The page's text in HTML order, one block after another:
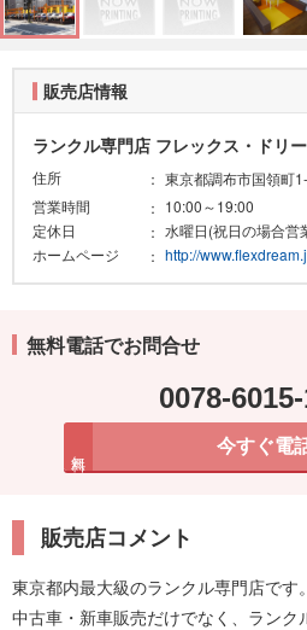
販売店情報
ランクル専門店 フレックス・ドリ
住所 東京都調布市国領町
営業時間
10:00～19:00
定休日
水曜日(祝日の場合営
ホームページ
http://
無料電話でお問合せ
0078-
今すぐ電
販売店コメント
東京都内最大級のランクル専門店です。
中古車・新車販売だけでなく、ランク